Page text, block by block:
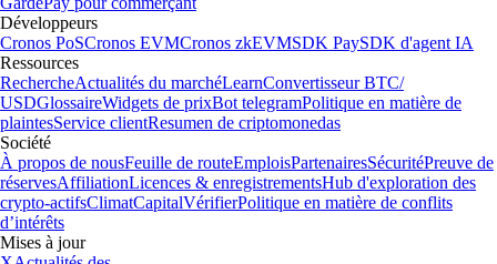
Développeurs
Cronos PoSCronos EVMCronos zkEVMSDK PaySDK d'agent IA
Ressources
RechercheActualités du marchéLearnConvertisseur BTC/
USDGlossaireWidgets de prixBot telegramPolitique en matière de
plaintesService clientResumen de criptomonedas
Société
À propos de nousFeuille de routeEmploisPartenairesSécuritéPreuve de
réservesAffiliationLicences & enregistrementsHub d'exploration des
crypto-actifsClimatCapitalVérifierPolitique en matière de conflits
d’intérêts
Mises à jour